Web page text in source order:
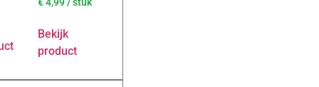
Bekijk
product